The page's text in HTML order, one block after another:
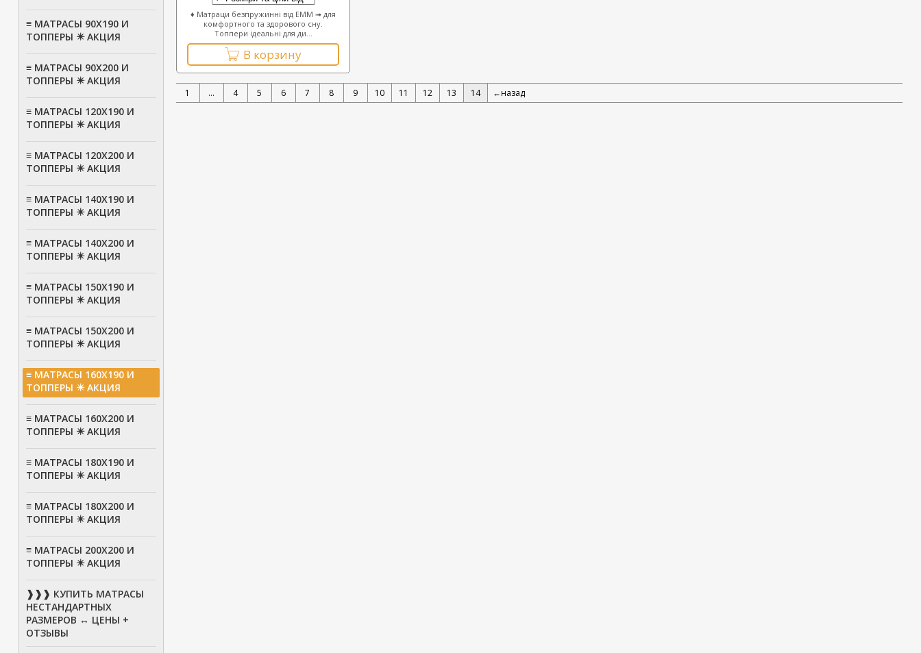
≡ МАТРАСЫ 90Х190 И
ТОППЕРЫ ✴️ АКЦИЯ
≡ МАТРАСЫ 90Х200 И
ТОППЕРЫ ✴️ АКЦИЯ
≡ МАТРАСЫ 120Х190 И
ТОППЕРЫ ✴️ АКЦИЯ
≡ МАТРАСЫ 120Х200 И
ТОППЕРЫ ✴️ АКЦИЯ
≡ МАТРАСЫ 140Х190 И
ТОППЕРЫ ✴️ АКЦИЯ
≡ МАТРАСЫ 140Х200 И
ТОППЕРЫ ✴️ АКЦИЯ
≡ МАТРАСЫ 150Х190 И
ТОППЕРЫ ✴️ АКЦИЯ
≡ МАТРАСЫ 150Х200 И
ТОППЕРЫ ✴️ АКЦИЯ
≡ МАТРАСЫ 160Х190 И
ТОППЕРЫ ✴️ АКЦИЯ
≡ МАТРАСЫ 160Х200 И
ТОППЕРЫ ✴️ АКЦИЯ
≡ МАТРАСЫ 180Х190 И
ТОППЕРЫ ✴️ АКЦИЯ
≡ МАТРАСЫ 180Х200 И
ТОППЕРЫ ✴️ АКЦИЯ
≡ МАТРАСЫ 200Х200 И
ТОППЕРЫ ✴️ АКЦИЯ
❱❱❱ КУПИТЬ МАТРАСЫ
НЕСТАНДАРТНЫХ
РАЗМЕРОВ ↔ ЦЕНЫ +
ОТЗЫВЫ
♦ Матраци безпружинні від EMM ➟ для
комфортного та здорового сну.
Топпери ідеальні для ди...
В корзину
1 ... 4 5 6 7 8 9 10 11 12 13 14 ←назад